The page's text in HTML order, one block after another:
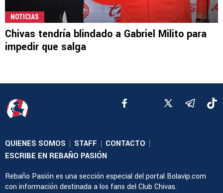
NOTICIAS
Chivas tendría blindado a Gabriel Milito para
impedir que salga
QUIENES SOMOS | STAFF | CONTACTO |
ESCRIBE EN REBAÑO PASIÓN
Rebaño Pasión es una sección especial del portal Bolavip.com
con información destinada a los fans del Club Chivas.